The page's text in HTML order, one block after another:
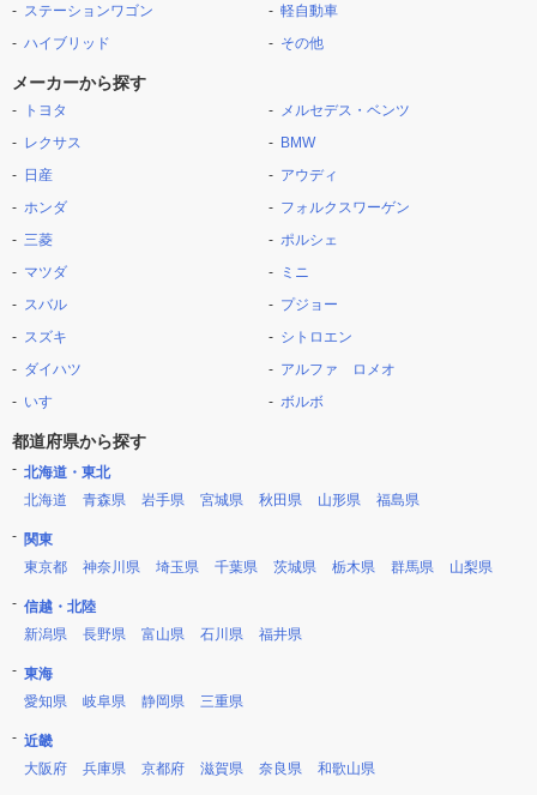
ステーションワゴン
ハイブリッド
軽自動車
その他
メーカーから探す
トヨタ
レクサス
日産
ホンダ
三菱
マツダ
スバル
スズキ
ダイハツ
いすゞ
メルセデス・ベンツ
BMW
アウディ
フォルクスワーゲン
ポルシェ
ミニ
プジョー
シトロエン
アルファ ロメオ
ボルボ
都道府県から探す
北海道・東北
北海道
青森県 岩手県 宮城県 秋田県 山形県 福島県
関東
東京都
神奈川県 埼玉県 千葉県 茨城県 栃木県 群馬県 山梨県
信越・北陸
新潟県
長野県 富山県 石川県 福井県
東海
愛知県
岐阜県 静岡県 三重県
近畿
大阪府
兵庫県 京都府 滋賀県 奈良県 和歌山県